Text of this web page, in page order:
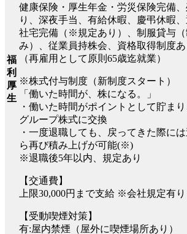
福
利
厚
生
健康保険・厚生年金・労災保険完備
り、深夜手当、有給休暇、慶弔休暇、
社宅完備（※規定あり）、制服貸与
み）、従業員持株会、資格取得制度
（再雇用として原則65歳迄就業）
※株式付与制度（新制度スタート）
「働いた時間が、株になる。」
・働いた時間がポイントとして貯ま
グループ株式に交換
・一度退職しても、戻ってきた際に
ら再び積み上げが可能(※)
※退職後5年以内、規定あり
【交通費】
上限30,000円まで支給 ※会社規定有り
【受動喫煙対策】
有:屋内禁煙（屋外に喫煙場所あり）